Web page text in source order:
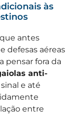
às
antes
defesas aéreas
pensar fora da
anti-
e até
entre